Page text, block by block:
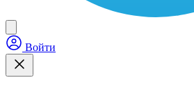
Войти